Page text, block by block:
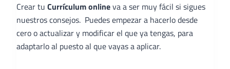
Crear tu Currículum onlineva a ser muy fácil si sigues
nuestros consejos. Puedes empezar a hacerlo desde
cero o actualizar y modificar el que ya tengas, para
adaptarlo al puesto al que vayas a aplicar.